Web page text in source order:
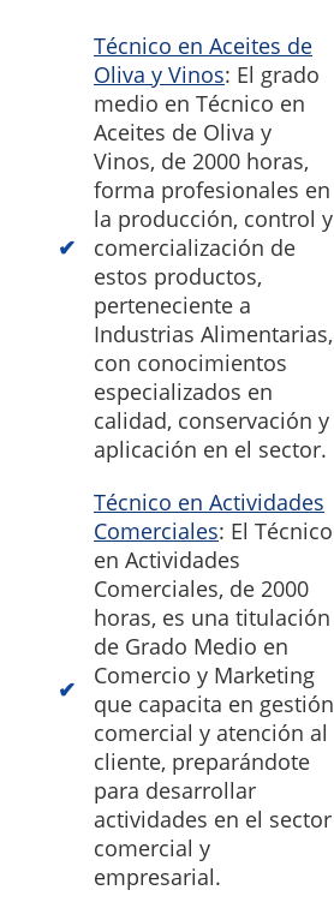
Técnico en Aceites de
Oliva y Vinos: El grado
medio en Técnico en
Aceites de Oliva y
Vinos, de 2000 horas,
forma profesionales en
la producción, control y
comercialización de
estos productos,
perteneciente a
Industrias Alimentarias,
con conocimientos
especializados en
calidad, conservación y
aplicación en el sector.
Técnico en Actividades
Comerciales: El Técnico
en Actividades
Comerciales, de 2000
horas, es una titulación
de Grado Medio en
Comercio y Marketing
que capacita en gestión
comercial y atención al
cliente, preparándote
para desarrollar
actividades en el sector
comercial y
empresarial.